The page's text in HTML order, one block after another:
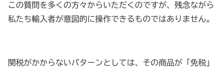
この質問を多くの方々からいただくのですが、残念ながら
私たち輸入者が意図的に操作できるものではありません。
関税がかからないパターンとしては、その商品が「免税」